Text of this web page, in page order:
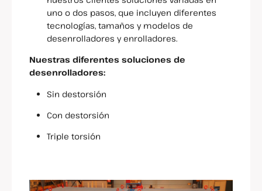
uno o dos pasos, que incluyen diferentes
tecnologías, tamaños y modelos de
desenrolladores y enrolladores.
Nuestras diferentes soluciones de
desenrolladores:
Sin destorsión
Con destorsión
Triple torsión